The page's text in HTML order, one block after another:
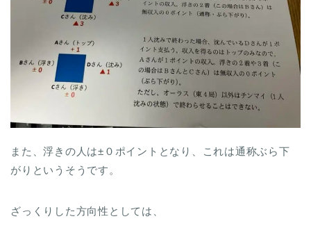
また、浮きの人は±０ポイントとなり、これは通称ぶら下
がりというそうです。
ざっくりした方向性としては、